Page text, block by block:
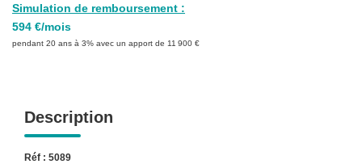
Simulation de remboursement :
594 €/mois
pendant 20 ans à 3% avec un apport de 11 900 €
Description
Réf : 5089